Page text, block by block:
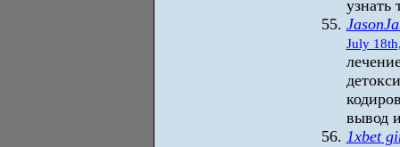
узнать
July
вывод
1xbet